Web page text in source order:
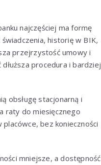
najczęściej ma formę
historię w BIK,
przejrzystość umowy i
procedura i bardziej
obsługę stacjonarną i
raty do miesięcznego
bez konieczności
mniejsze, a dostępność